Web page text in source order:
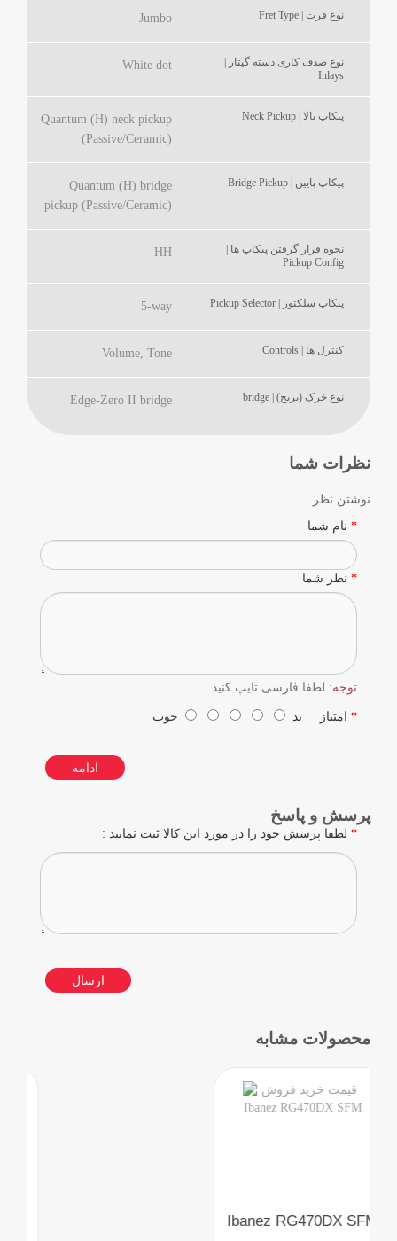
نوع فرت | Fret Type Jumbo
نوع صدف کاری دسته گیتار |
Inlays
White dot
پیکاپ بالا | Neck Pickup
Quantum (H) neck pickup
(Passive/Ceramic)
پیکاپ پایین | Bridge Pickup
Quantum (H) bridge
pickup (Passive/Ceramic)
نحوه قرار گرفتن پیکاپ ها |
Pickup Config
HH
پیکاپ سلکتور | Pickup Selector 5-way
کنترل ها | Controls Volume, Tone
نوع خرک (بریج) | bridge Edge-Zero II bridge
نظرات شما
نوشتن نظر
نام شما
نظر شما
توجه: لطفا فارسی تایپ کنید.
امتیاز بد خوب
ادامه
پرسش و پاسخ
لطفا پرسش خود را در مورد این کالا ثبت نمایید :
ارسال
محصولات مشابه
Ibanez RG470DX SFM